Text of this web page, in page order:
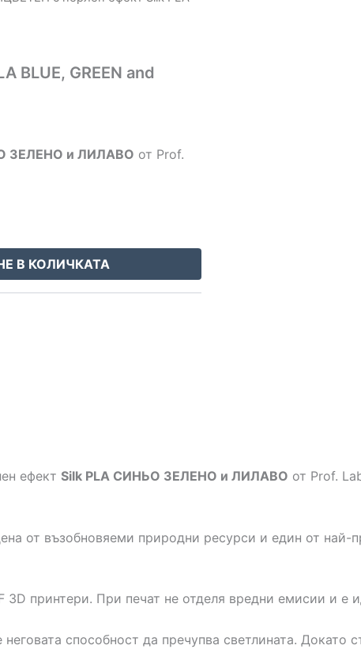
BLUE, GREEN and
ЗЕЛЕНО и ЛИЛАВО от Prof.
В КОЛИЧКАТА
ефект Silk PLA СИНЬО ЗЕЛЕНО и ЛИЛАВО от Prof.
от възобновяеми природни ресурси и един от най-
3D принтери. При печат не отделя вредни емисии и е
способност да пречупва светлината. Докато